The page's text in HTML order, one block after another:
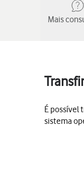
Mais
É possível
sistema